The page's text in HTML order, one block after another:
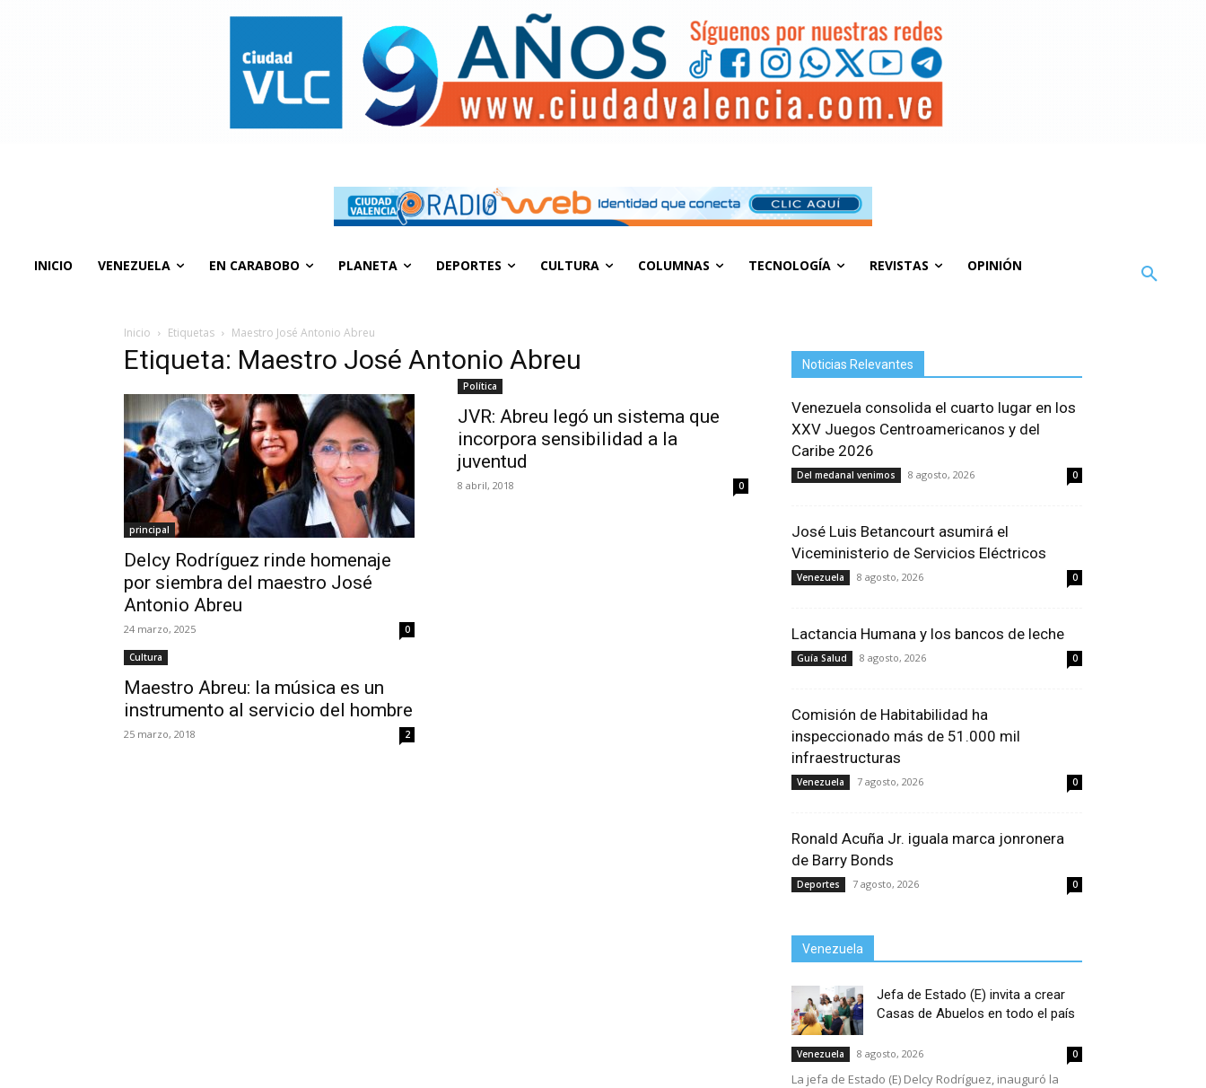
INICIO VENEZUELA EN CARABOBO PLANETA DEPORTES CULTURA COLUMNAS TECNOLOGÍA REVISTAS OPINIÓN
Inicio Etiquetas Maestro José Antonio Abreu
Etiqueta: Maestro José Antonio Abreu
principal
Delcy Rodríguez rinde homenaje
por siembra del maestro José
Antonio Abreu
24 marzo, 2025 0
Política
JVR: Abreu legó un sistema que
incorpora sensibilidad a la
juventud
8 abril, 2018 0
Cultura
Maestro Abreu: la música es un
instrumento al servicio del hombre
25 marzo, 2018 2
Noticias Relevantes
Venezuela consolida el cuarto lugar en los
XXV Juegos Centroamericanos y del
Caribe 2026
Del medanal venimos 8 agosto, 2026 0
José Luis Betancourt asumirá el
Viceministerio de Servicios Eléctricos
Venezuela 8 agosto, 2026 0
Lactancia Humana y los bancos de leche
Guía Salud 8 agosto, 2026 0
Comisión de Habitabilidad ha
inspeccionado más de 51.000 mil
infraestructuras
Venezuela 7 agosto, 2026 0
Ronald Acuña Jr. iguala marca jonronera
de Barry Bonds
Deportes 7 agosto, 2026 0
Venezuela
Jefa de Estado (E) invita a crear
Casas de Abuelos en todo el país
Venezuela 8 agosto, 2026 0
La jefa de Estado (E) Delcy Rodríguez, inauguró la